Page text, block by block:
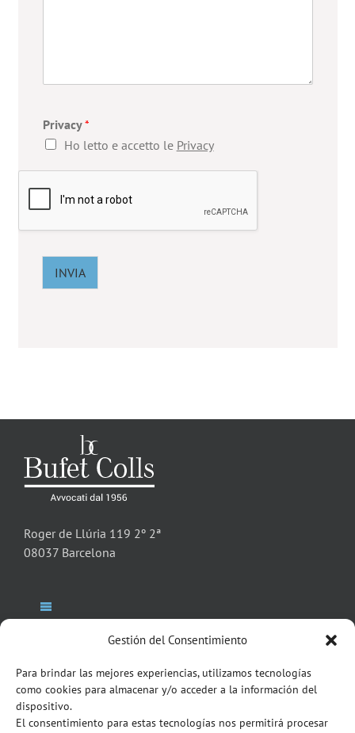
Gestión del Consentimiento
Para brindar las mejores experiencias, utilizamos tecnologías
como cookies para almacenar y/o acceder a la información del
dispositivo.
El consentimiento para estas tecnologías nos permitirá procesar
Privacy*
Ho letto e accetto le Privacy
INVIA
Roger de Llúria 119 2º 2ª
08037 Barcelona
Toggle
Avvocati Partners
Navigation
Italian Desk
NEWSLETTER